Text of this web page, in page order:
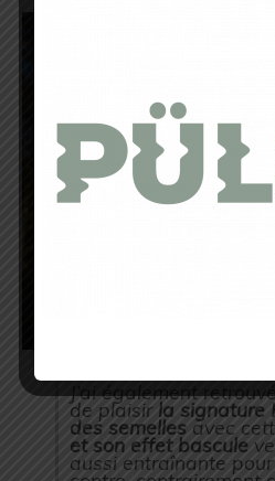
J’ai également
de plaisir la signature
des semelles avec
et son effet bascule
aussi entraînante